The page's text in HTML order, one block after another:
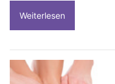
Weiterlesen